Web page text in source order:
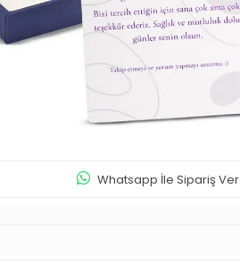
Whatsapp İle Sipariş Ver